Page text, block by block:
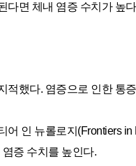
면 체내 염증 수치가 높
적했다. 염증으로 인한 통
인 뉴롤로지(Frontiers in
증 수치를 높인다.